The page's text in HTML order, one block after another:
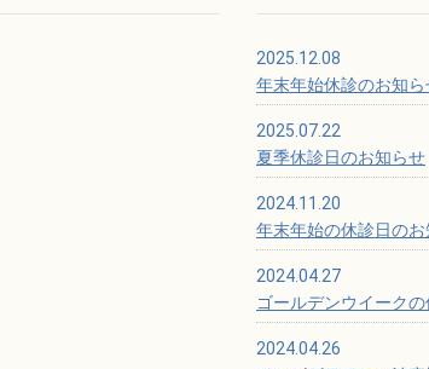
2025.12.08
年末年始休診のお知ら
2025.07.22
夏季休診日のお知らせ
2024.11.20
年末年始の休診日の
2024.04.27
ゴールデンウイーク
2024.04.26